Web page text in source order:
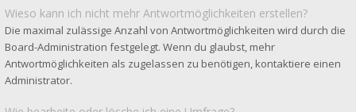
Wieso kann ich nicht mehr Antwortmöglichkeiten erstellen?
Die maximal zulässige Anzahl von Antwortmöglichkeiten wird durch die
Board-Administration festgelegt. Wenn du glaubst, mehr
Antwortmöglichkeiten als zugelassen zu benötigen, kontaktiere einen
Administrator.